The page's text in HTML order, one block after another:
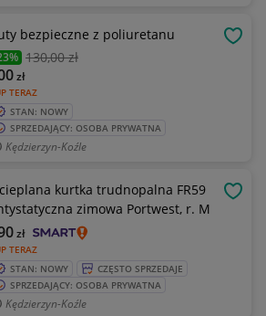
bezpieczne z poliuretanu
130,00 zł
TERAZ
zł
STAN: NOWY
SPRZEDAJĄCY: OSOBA PRYWATNA
Kędzierzyn-Koźle
kurtka trudnopalna FR59
zimowa Portwest, r. M
TERAZ
zł
STAN: NOWY
CZĘSTO SPRZEDAJE
SPRZEDAJĄCY: OSOBA PRYWATNA
Kędzierzyn-Koźle